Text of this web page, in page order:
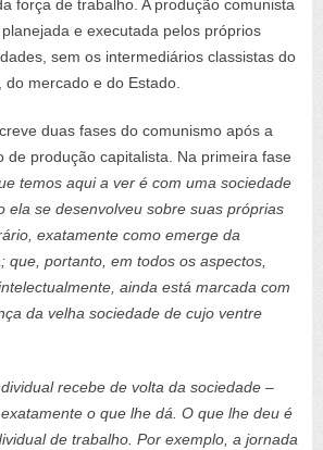
força de trabalho. A produção comunista
planejada e executada pelos próprios
sem os intermediários classistas do
mercado e do Estado.
duas fases do comunismo após a
de produção capitalista. Na primeira fase
temos aqui a ver é com uma sociedade
ela se desenvolveu sobre suas próprias
exatamente como emerge da
que, portanto, em todos os aspectos,
ainda está marcada com
da velha sociedade de cujo ventre
recebe de volta da sociedade –
o que lhe dá. O que lhe deu é
de trabalho. Por exemplo, a jornada